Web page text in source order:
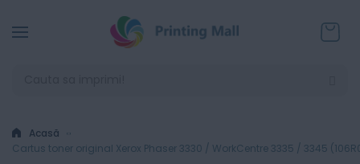
Acasă
Cartus toner original Xerox Phaser 3330 / WorkCentre 3335 / 3345